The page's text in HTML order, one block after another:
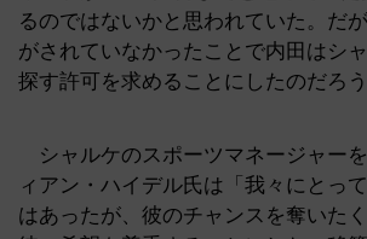
るのではないかと思われていた。だ
がされていなかったことで内田はシ
探す許可を求めることにしたのだろう
シャルケのスポーツマネージャー
ィアン・ハイデル氏は「我々にとっ
はあったが、彼のチャンスを奪いたく